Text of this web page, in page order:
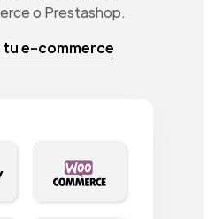
o Prestashop.
e-commerce